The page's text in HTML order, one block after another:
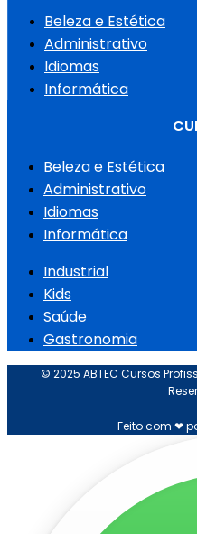
Beleza e Estética
Administrativo
Idiomas
Informática
Beleza e Estética
Administrativo
Idiomas
Informática
Industrial
Kids
Saúde
Gastronomia
© 2025 ABTEC Cursos
Feito com ❤